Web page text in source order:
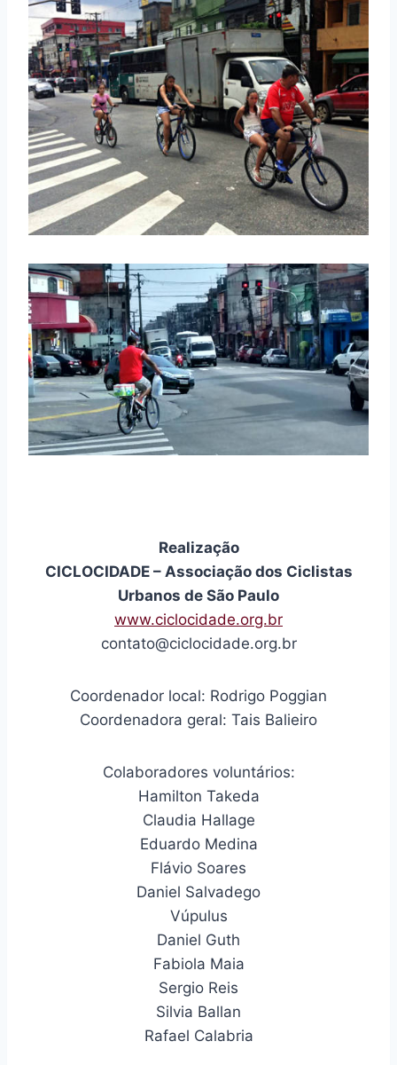
Realização
CICLOCIDADE – Associação dos Ciclistas
Urbanos de São Paulo
www.ciclocidade.org.br
contato@ciclocidade.org.br
Coordenador local: Rodrigo Poggian
Coordenadora geral: Tais Balieiro
Colaboradores voluntários:
Hamilton Takeda
Claudia Hallage
Eduardo Medina
Flávio Soares
Daniel Salvadego
Vúpulus
Daniel Guth
Fabiola Maia
Sergio Reis
Silvia Ballan
Rafael Calabria